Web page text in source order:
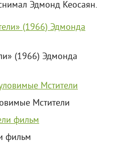
Эдмонд Кеосаян.
(1966) Эдмонда
Мстители
фильм